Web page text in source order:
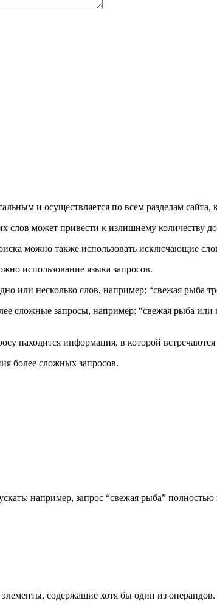
и осуществляется по всем разделам
слов может привести к излишнему количеству
можно также использовать исключающие
использование языка запросов.
или несколько слов, например: “свежая рыба
сложные запросы, например: “свежая рыба
находится информация, в которой встречаются
более сложных запросов.
например, запрос “свежая рыба” полностью
содержащие хотя бы один из операндов.